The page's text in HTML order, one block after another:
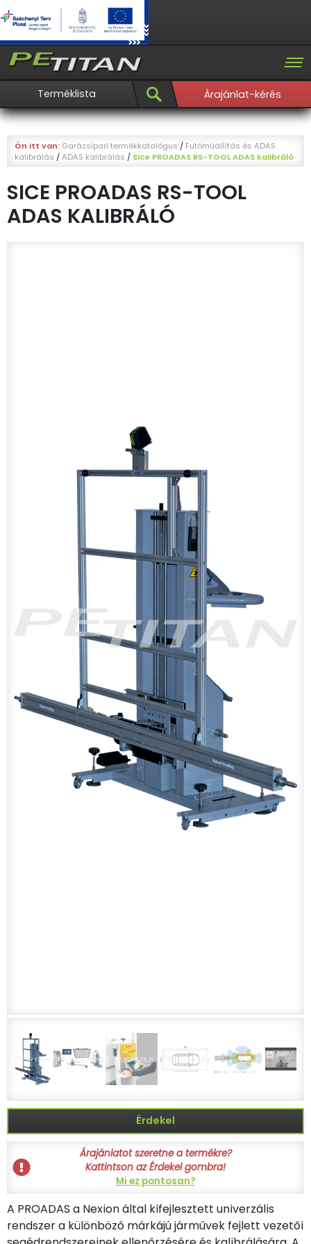
Terméklista Árajánlat-kérés
Ön itt van: Garázsipari termékkatalógus / Futóműállítás és ADAS
kalibrálás /ADAS kalibrálás / Sice PROADAS RS-TOOL ADAS kalibráló
SICE PROADAS RS-TOOL
ADAS KALIBRÁLÓ
Érdekel
Árajánlatot szeretne a termékre?
Kattintson az Érdekel gombra!
Mi ez pontosan?
A PROADAS a Nexion által kifejlesztett univerzális
rendszer a különböző márkájú járművek fejlett vezetői